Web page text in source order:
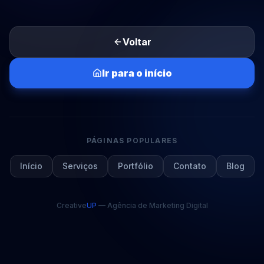
Voltar
Ir para o início
PÁGINAS POPULARES
Início Serviços Portfólio Contato Blog
CreativeUP — Agência de Marketing Digital